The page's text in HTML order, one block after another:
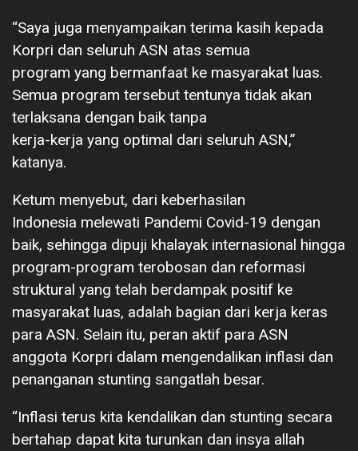
“Saya juga menyampaikan terima kasih kepada
Korpri dan seluruh ASN atas semua
program yang bermanfaat ke masyarakat luas.
Semua program tersebut tentunya tidak akan
terlaksana dengan baik tanpa
kerja-kerja yang optimal dari seluruh ASN,”
katanya.
Ketum menyebut, dari keberhasilan
Indonesia melewati Pandemi Covid-19 dengan
baik, sehingga dipuji khalayak internasional hingga
program-program terobosan dan reformasi
struktural yang telah berdampak positif ke
masyarakat luas, adalah bagian dari kerja keras
para ASN. Selain itu, peran aktif para ASN
anggota Korpri dalam mengendalikan inflasi dan
penanganan stunting sangatlah besar.
“Inflasi terus kita kendalikan dan stunting secara
bertahap dapat kita turunkan dan insya allah